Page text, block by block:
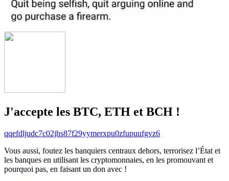
J'accepte les BTC, ETH et BCH !
qqefdljudc7c02jhs87f29yymerxpu0zfupuufgvz6
Vous aussi, foutez les banquiers centraux dehors, terrorisez l’État et
les banques en utilisant les cryptomonnaies, en les promouvant et
pourquoi pas, en faisant un don avec !